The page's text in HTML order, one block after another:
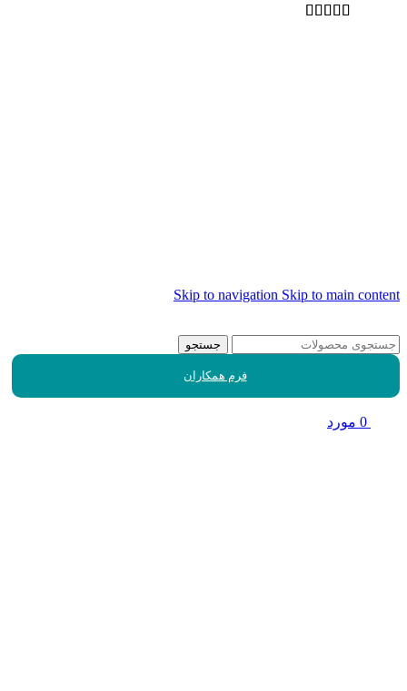
Skip to navigation Skip to main content
جستجو
فرم همکاران
0 مورد